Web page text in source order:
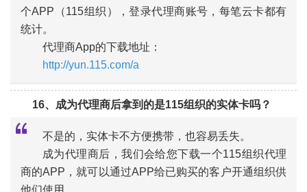
个APP（115组织），登录代理商账号，每笔云卡都有
统计。
代理商App的下载地址：
http://yun.115.com/a
16、成为代理商后拿到的是115组织的实体卡吗？
不是的，实体卡不方便携带，也容易丢失。
成为代理商后，我们会给您下载一个115组织代理
商的APP，就可以通过APP给已购买的客户开通组织供
他们使用。